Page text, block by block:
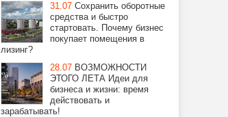
31.07 Сохранить оборотные
средства и быстро
стартовать. Почему бизнес
покупает помещения в
лизинг?
28.07 ВОЗМОЖНОСТИ
ЭТОГО ЛЕТА Идеи для
бизнеса и жизни: время
действовать и
зарабатывать!